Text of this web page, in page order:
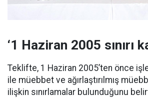
‘1 Haziran 2005 sınırı
Teklifte, 1 Haziran 2005’ten önce
ile müebbet ve ağırlaştırılmış
ilişkin sınırlamalar bulunduğunu